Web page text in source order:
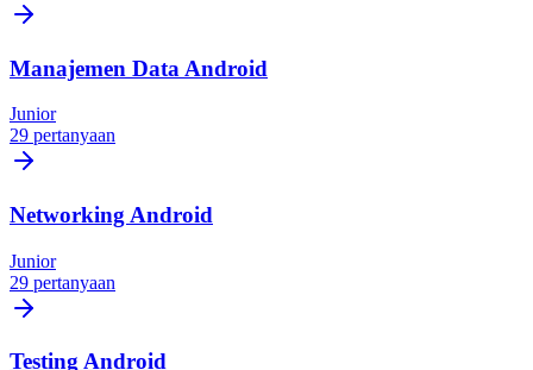
Manajemen Data Android
Junior
29 pertanyaan
Networking Android
Junior
29 pertanyaan
Testing Android